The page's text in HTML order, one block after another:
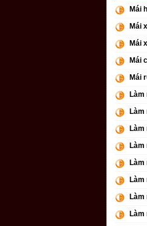
Mái
Mái
Mái
Mái
Mái
Làm
Làm
Làm
Làm
Làm
Làm
Làm